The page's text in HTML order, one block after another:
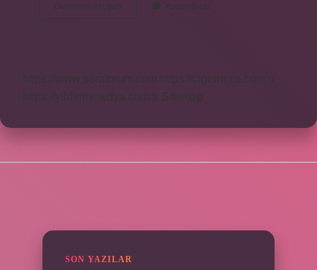
Devamını okuyun
Malzemesi
Yorum Bırak
https://www.seraforum.com
https://cigerricco.com.tr
https://yildirimmedya.com.tr Sitemap
SON YAZILAR